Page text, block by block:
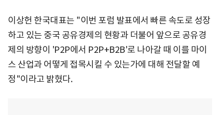
이상헌 한국대표는 "이번 포럼 발표에서 빠른 속도로 성장
하고 있는 중국 공유경제의 현황과 더불어 앞으로 공유경
제의 방향이 'P2P에서 P2P+B2B'로 나아갈 때 이를 마이
스 산업과 어떻게 접목시킬 수 있는가에 대해 전달할 예
정"이라고 밝혔다.